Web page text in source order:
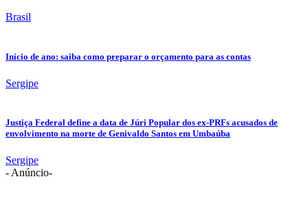
Brasil
Início de ano: saiba como preparar o orçamento para as contas
Sergipe
Justiça Federal define a data de Júri Popular dos ex-PRFs acusados de
envolvimento na morte de Genivaldo Santos em Umbaúba
Sergipe
- Anúncio-